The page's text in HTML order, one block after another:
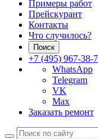
Примеры работ
Прейскурант
Контакты
Что случилось?
Поиск
+7 (495) 967-38-
WhatsApp
Telegram
VK
Max
Заказать ремонт